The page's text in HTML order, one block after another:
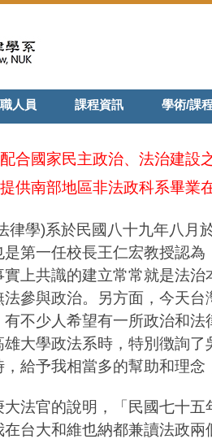
人員 課程資訊 學術/課
配合國家民主政治、法治建設
提供南部地區非法政科系畢業
律學)系於民國八十九年八月
是第一任校長王仁宏教授認
實上共識的建立常常就是法
法參與政治。另方面，今天
有不少人希望有一所政治和
雄大學政法系時，特別徴詢
給予我相當多的幫助和理念
大法官的說明，「民國七十
在台大和維也納都兼讀法政